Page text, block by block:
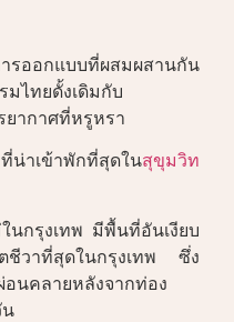
ออกแบบที่ผสมผสานกัน
มไทยดั้งเดิมกับ
ยากาศที่หรูหรา
าเข้าพักที่สุดในสุขุมวิท
นกรุงเทพ มีพื้นที่อันเงียบ
ชีวาที่สุดในกรุงเทพ ซึ่ง
นคลายหลังจากท่อง
น